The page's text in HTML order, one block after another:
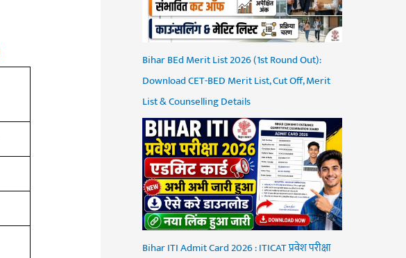
Bihar BEd Merit List 2026 (1st Round Out):
Download CET-BED Merit List, Cut Off, Merit
List & Counselling Details
Bihar ITI Admit Card 2026 : ITICAT प्रवेश परीक्षा